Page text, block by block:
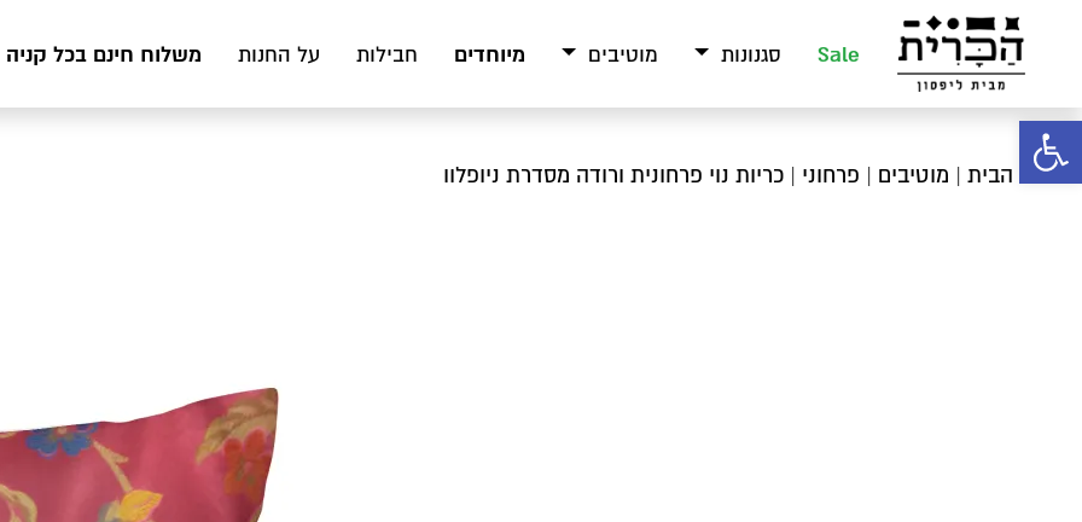
פתח סרגל נגישות
Sale סגנונות מוטיבים מיוחדים חבילות על החנות משלוח חינם בכל קניה מעל 199 ₪
עמוד הבית | מוטיבים | פרחוני | כריות נוי פרחונית ורודה מסדרת ניופלוו